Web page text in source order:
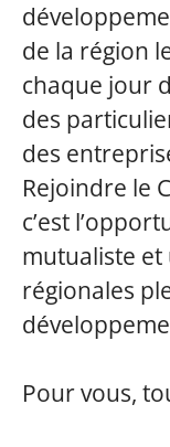
de la région
chaque jour
des
des
Rejoindre le
c’est
mutualiste et
régionales
Pour vous,